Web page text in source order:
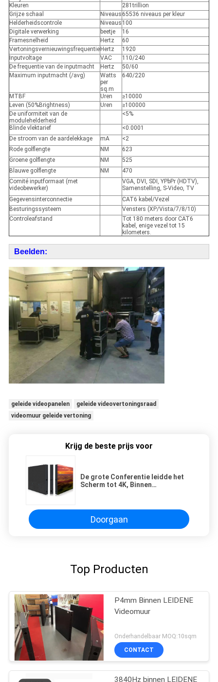
Kleuren
281trillion
Grijze schaal
Niveaus 65536 niveaus per kleur
Helderheidscontrole
Niveaus 100
Digitale verwerking
beetje
16
Framesnelheid
Hertz
60
Vertoningsvernieuwingsfrequentie Hertz
1920
Inputvoltage
VAC
110/240
De frequentie van de inputmacht
Hertz
50/60
Maximum inputmacht (/avg)
Watts
per
sq.m
640/220
MTBF Uren
≥10000
Leven (50%Brightness)
Uren
≥100000
De uniformiteit van de
modulehelderheid
<5%
Blinde vlektarief
<0.0001
De stroom van de aardelekkage
mA
<2
Rode golflengte
NM
623
Groene golflengte
NM
525
Blauwe golflengte
NM
470
Comité inputformaat (met
videobewerker)
VGA, DVI, SDI, YPbPr (HDTV),
Samenstelling, S-Video, TV
Gegevensinterconnectie
CAT6 kabel/Vezel
Besturingssysteem
Vensters (XP/Vista/7/8/10)
Controleafstand
Tot 180 meters door CAT6
kabel, enige vezel tot 15
kilometers.
Beelden:
geleide videopanelen
geleide videovertoningsraad
videomuur geleide vertoning
Krijg de beste prijs voor
De grote Conferentie leidde het
Scherm tot 4K, Binnen
Doorgaan
Top Producten
P4mm Binnen LEIDENE
Videomuur
Onderhandelbaar MOQ:10sqm
CONTACT
3840Hz binnen LEIDENE